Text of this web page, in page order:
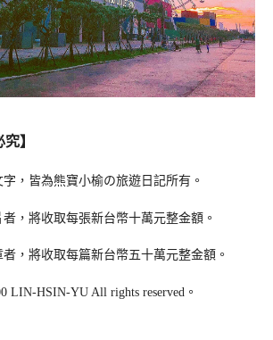
】
，皆為熊寶小榆の旅遊日記所有。
，將收取每張新台幣十萬元整金額。
，將收取每篇新台幣五十萬元整金額。
LIN-HSIN-YU All rights reserved。